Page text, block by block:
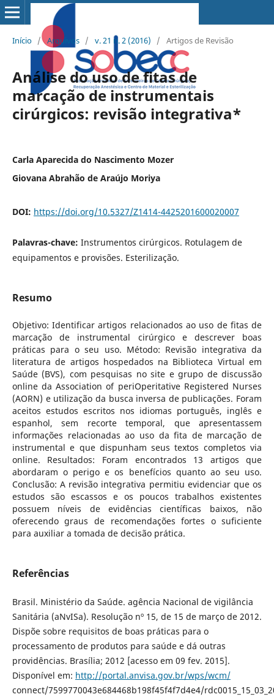
Início / Arquivos / v. 21 n. 2 (2016) / Artigos de Revisão
Análise do uso de fitas de
marcação de instrumentais
cirúrgicos: revisão integrativa*
Carla Aparecida do Nascimento Mozer
Giovana Abrahão de Araújo Moriya
DOI: https://doi.org/10.5327/Z1414-4425201600020007
Palavras-chave: Instrumentos cirúrgicos. Rotulagem de
equipamentos e provisões. Esterilização.
Resumo
Objetivo: Identificar artigos relacionados ao uso de fitas de
marcação de instrumental cirúrgico e descrever boas
práticas para o seu uso. Método: Revisão integrativa da
literatura de artigos hospedados na Biblioteca Virtual em
Saúde (BVS), com pesquisas no site e grupo de discussão
online da Association of periOperitative Registered Nurses
(AORN) e utilização da busca inversa de publicações. Foram
aceitos estudos escritos nos idiomas português, inglês e
espanhol, sem recorte temporal, que apresentassem
informações relacionadas ao uso da fita de marcação de
instrumental e que dispunham seus textos completos via
online. Resultados: Foram encontrados 13 artigos que
abordaram o perigo e os benefícios quanto ao seu uso.
Conclusão: A revisão integrativa permitiu evidenciar que os
estudos são escassos e os poucos trabalhos existentes
possuem níveis de evidências científicas baixos, não
oferecendo graus de recomendações fortes o suficiente
para auxiliar a tomada de decisão prática.
Referências
Brasil. Ministério da Saúde. agência Nacional de vigilância
Sanitária (aNvISa). Resolução nº 15, de 15 de março de 2012.
Dispõe sobre requisitos de boas práticas para o
processamento de produtos para saúde e dá outras
providências. Brasília; 2012 [acesso em 09 fev. 2015].
Disponível em: http://portal.anvisa.gov.br/wps/wcm/
connect/7599770043e684468b198f45f4f7d4e4/